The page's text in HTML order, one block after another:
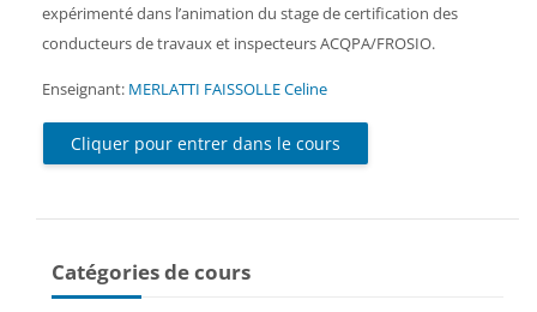
expérimenté dans l’animation du stage de certification des
conducteurs de travaux et inspecteurs ACQPA/FROSIO.
Enseignant: MERLATTI FAISSOLLE Celine
Cliquer pour entrer dans le cours
Catégories de cours